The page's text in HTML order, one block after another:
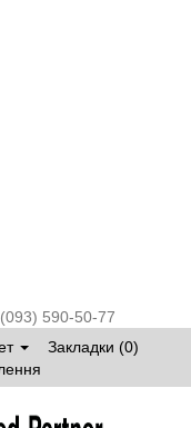
(093) 590-50-77
Закладки (0)